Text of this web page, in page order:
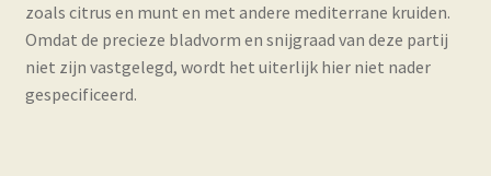
zoals citrus en munt en met andere mediterrane kruiden.
Omdat de precieze bladvorm en snijgraad van deze partij
niet zijn vastgelegd, wordt het uiterlijk hier niet nader
gespecificeerd.